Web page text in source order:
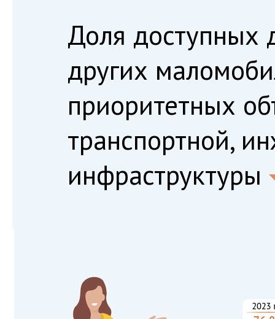
Доля доступных
других
приоритетных
транспортной,
инфраструктуры